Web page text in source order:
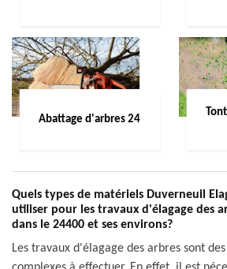
Abattage d'arbres 24
Quels types de matériels Duverneuil
utiliser pour les travaux d'élagage des
dans le 24400 et ses environs?
Les travaux d'élagage des arbres sont